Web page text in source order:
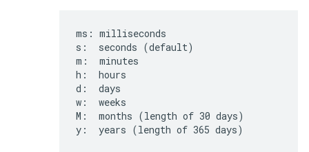
ms: milliseconds
s:  seconds (default)
m:  minutes
h:  hours
d:  days
w:  weeks
M:  months (length of 30 days)
y:  years (length of 365 days)